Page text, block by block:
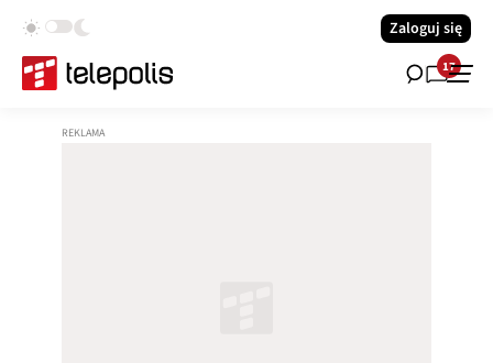
Zaloguj się
17